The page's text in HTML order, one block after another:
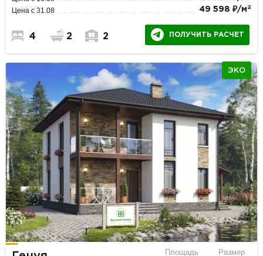
Цена с 31.08 49 598 ₽/м 2
4 2 2 ПОЛУЧИТЬ РАСЧЕТ
ЭКО
Площадь Размер